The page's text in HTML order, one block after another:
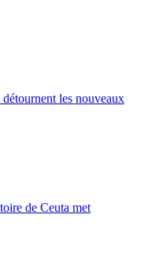
les nouveaux
de Ceuta met